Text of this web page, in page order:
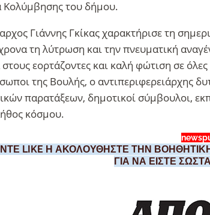
του δήμου.
Γιάννης Γκίκας χαρακτήρισε τη
τη λύτρωση και την πνευματική
εορτάζοντες και καλή φώτιση σε
της Βουλής, ο αντιπεριφερειάρχης
παρατάξεων, δημοτικοί σύμβουλοι,
κόσμου.
LIKE Η ΑΚΟΛΟΥΘΗΣΤΕ ΤΗΝ
ΓΙΑ ΝΑ ΕΙΣΤΕ